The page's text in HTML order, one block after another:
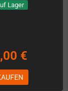
Lager
€